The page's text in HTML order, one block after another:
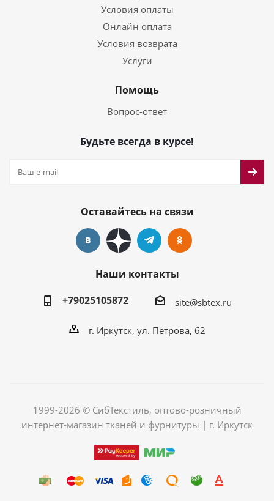
Условия оплаты
Онлайн оплата
Условия возврата
Услуги
Помощь
Вопрос-ответ
Будьте всегда в курсе!
Оставайтесь на связи
Наши контакты
+79025105872
site@sbtex.ru
г. Иркутск, ул. Петрова, 62
1999-2026 © СибТекстиль, оптово-розничный
интернет-магазин тканей и фурнитуры | г. Иркутск